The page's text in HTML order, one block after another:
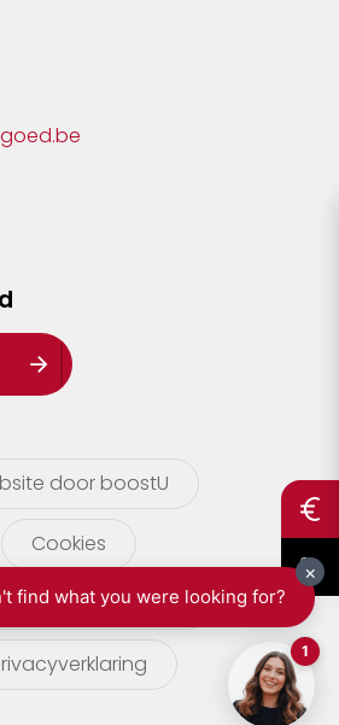
door boostU
Cookies